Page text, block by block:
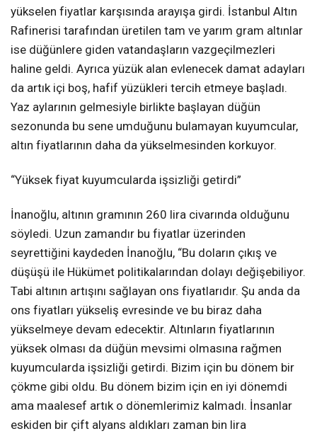
yükselen fiyatlar karşısında arayışa girdi. İstanbul Altın
Rafinerisi tarafından üretilen tam ve yarım gram altınlar
ise düğünlere giden vatandaşların vazgeçilmezleri
haline geldi. Ayrıca yüzük alan evlenecek damat adayları
da artık içi boş, hafif yüzükleri tercih etmeye başladı.
Yaz aylarının gelmesiyle birlikte başlayan düğün
sezonunda bu sene umduğunu bulamayan kuyumcular,
altın fiyatlarının daha da yükselmesinden korkuyor.
“Yüksek fiyat kuyumcularda işsizliği getirdi”
İnanoğlu, altının gramının 260 lira civarında olduğunu
söyledi. Uzun zamandır bu fiyatlar üzerinden
seyrettiğini kaydeden İnanoğlu, “Bu doların çıkış ve
düşüşü ile Hükümet politikalarından dolayı değişebiliyor.
Tabi altının artışını sağlayan ons fiyatlarıdır. Şu anda da
ons fiyatları yükseliş evresinde ve bu biraz daha
yükselmeye devam edecektir. Altınların fiyatlarının
yüksek olması da düğün mevsimi olmasına rağmen
kuyumcularda işsizliği getirdi. Bizim için bu dönem bir
çökme gibi oldu. Bu dönem bizim için en iyi dönemdi
ama maalesef artık o dönemlerimiz kalmadı. İnsanlar
eskiden bir çift alyans aldıkları zaman bin lira